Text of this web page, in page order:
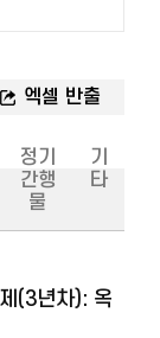
정기
간행
물
기
타
(3년차): 옥